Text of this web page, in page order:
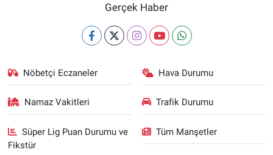
Gerçek Haber
Nöbetçi Eczaneler Hava Durumu
Namaz Vakitleri Trafik Durumu
Süper Lig Puan Durumu ve
Fikstür
Tüm Manşetler